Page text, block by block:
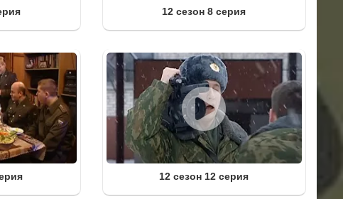
12 сезон 8 серия
12 сезон 12 серия